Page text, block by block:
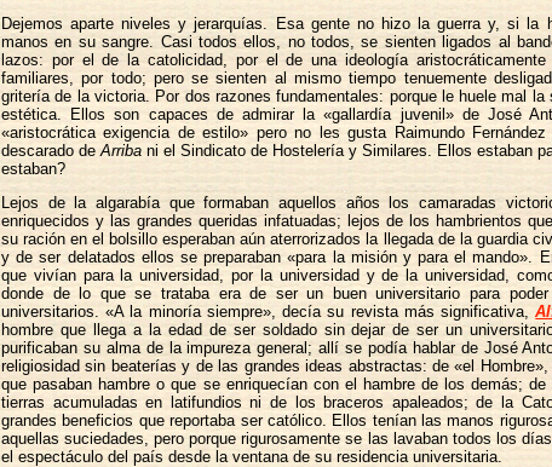
Dejemos aparte niveles y jerarquías. Esa gente no hizo la guerra y, si la
manos en su sangre. Casi todos ellos, no todos, se sienten ligados al
lazos: por el de la catolicidad, por el de una ideología aristocráticamente
familiares, por todo; pero se sienten al mismo tiempo tenuemente
gritería de la victoria. Por dos razones fundamentales: porque le huele mal la
estética. Ellos son capaces de admirar la «gallardía juvenil» de José
«aristocrática exigencia de estilo» pero no les gusta Raimundo
descarado deArriba ni el Sindicato de Hostelería y Similares. Ellos estaban
estaban?
Lejos de la algarabía que formaban aquellos años los camaradas
enriquecidos y las grandes queridas infatuadas; lejos de los hambrientos
su ración en el bolsillo esperaban aún aterrorizados la llegada de la guardia
y de ser delatados ellos se preparaban «para la misión y para el mando».
que vivían para la universidad, por la universidad y de la universidad,
donde de lo que se trataba era de ser un buen universitario para
universitarios. «A la minoría siempre», decía su revista más significativa,
hombre que llega a la edad de ser soldado sin dejar de ser un
purificaban su alma de la impureza general; allí se podía hablar de José
religiosidad sin beaterías y de las grandes ideas abstractas: de «el
que pasaban hambre o que se enriquecían con el hambre de los demás;
tierras acumuladas en latifundios ni de los braceros apaleados; de la
grandes beneficios que reportaba ser católico. Ellos tenían las manos
aquellas suciedades, pero porque rigurosamente se las lavaban todos los
el espectáculo del país desde la ventana de su residencia universitaria.